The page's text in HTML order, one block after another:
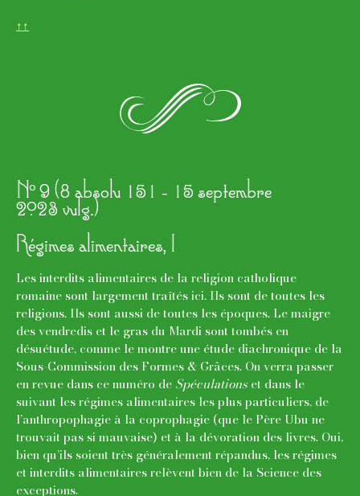
↑↑
m
No9 (8 absolu 151 - 15 septembre
2023 vulg.)
Régimes alimentaires, I
Les interdits alimentaires de la religion catholique
romaine sont largement traîtés ici. Ils sont de toutes les
religions. Ils sont aussi de toutes les époques. Le maigre
des vendredis et le gras du Mardi sont tombés en
désuétude, comme le montre une étude diachronique de la
Sous-Commission des Formes & Grâces. On verra passer
en revue dans ce numéro de Spéculationset dans le
suivant les régimes alimentaires les plus particuliers, de
l’anthropophagie à la coprophagie (que le Père Ubu ne
trouvait pas si mauvaise) et à la dévoration des livres. Oui,
bien qu’ils soient très généralement répandus, les régimes
et interdits alimentaires relèvent bien de la Science des
exceptions.